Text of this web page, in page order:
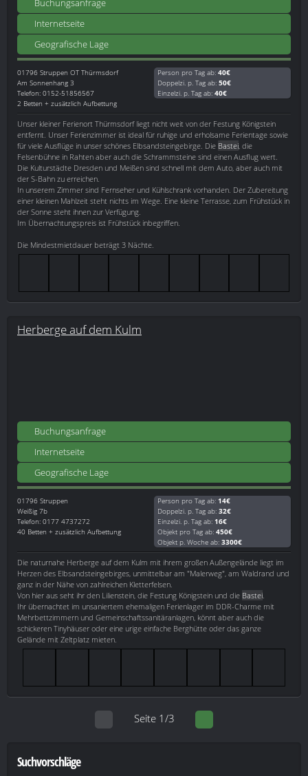
Internetseite
Geografische Lage
01796 Struppen OT Thürmsdorf
Am Sonnenhang 3
Telefon: 0152-51856567
2 Betten + zusätzlich Aufbettung
Person pro Tag ab: 40€
Doppelzi. p. Tag ab: 50€
Einzelzi. p. Tag ab: 40€
Unser kleiner Ferienort Thürmsdorf liegt nicht weit von der Festung Königstein
entfernt. Unser Ferienzimmer ist ideal für ruhige und erholsame Ferientage sowie
für viele Ausflüge in unser schönes Elbsandsteingebirge. Die Bastei , die
Felsenbühne in Rahten aber auch die Schrammsteine sind einen Ausflug wert.
Die Kulturstädte Dresden und Meißen sind schnell mit dem Auto, aber auch mit
der S-Bahn zu erreichen.
In unserem Zimmer sind Fernseher und Kühlschrank vorhanden. Der Zubereitung
einer kleinen Mahlzeit steht nichts im Wege. Eine kleine Terrasse, zum Frühstück in
der Sonne steht ihnen zur Verfügung.
Im Übernachtungspreis ist Frühstück inbegriffen.
Die Mindestmietdauer beträgt 3 Nächte.
Herberge auf dem Kulm
Buchungsanfrage
Internetseite
Geografische Lage
01796 Struppen
Weißig 7b
Telefon: 0177 4737272
40 Betten + zusätzlich Aufbettung
Person pro Tag ab: 14€
Doppelzi. p. Tag ab: 32€
Einzelzi. p. Tag ab: 16€
Objekt pro Tag ab: 450€
Objekt p. Woche ab: 3300€
Die naturnahe Herberge auf dem Kulm mit ihrem großen Außengelände liegt im
Herzen des Elbsandsteingebirges, unmittelbar am "Malerweg", am Waldrand und
ganz in der Nähe von zahlreichen Kletterfelsen.
Von hier aus seht ihr den Lilienstein, die Festung Königstein und die Bastei
Ihr übernachtet im unsaniertem ehemaligen Ferienlager im DDR-Charme mit
Mehrbettzimmern und Gemeinschaftssanitäranlagen, könnt aber auch die
schickeren Tinyhäuser oder eine urige einfache Berghütte oder das ganze
Gelände mit Zeltplatz mieten.
Seite 1/3
Suchvorschläge